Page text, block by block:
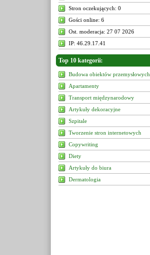
Stron oczekujących: 0
Gości online: 6
Ost. moderacja: 27 07 2026
IP: 46.29.17.41
Top 10 kategorii:
Budowa obiektów przemysłowych
Apartamenty
Transport międzynarodowy
Artykuły dekoracyjne
Szpitale
Tworzenie stron internetowych
Copywriting
Diety
Artykuły do biura
Dermatologia